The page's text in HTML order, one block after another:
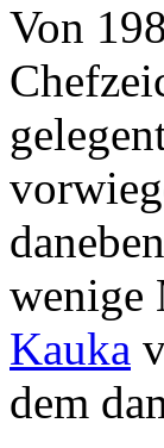
Von
wenige
Kauka
dem